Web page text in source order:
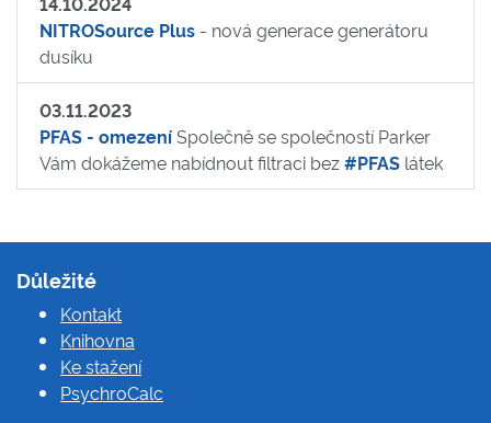
NITROSource Plus - nová generace generátoru
dusíku
03.11.2023
PFAS - omezeníSpolečně se společností Parker
Vám dokážeme nabídnout filtraci bez#PFAS látek
Důležité
Kontakt
Knihovna
Ke stažení
PsychroCalc